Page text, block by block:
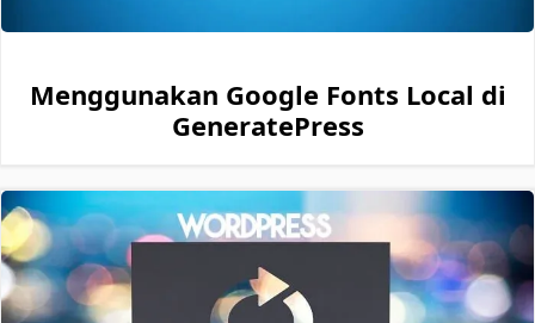
Menggunakan Google Fonts Local di
GeneratePress